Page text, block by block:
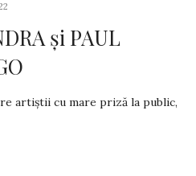
și PAUL
artiștii cu mare priză la public,